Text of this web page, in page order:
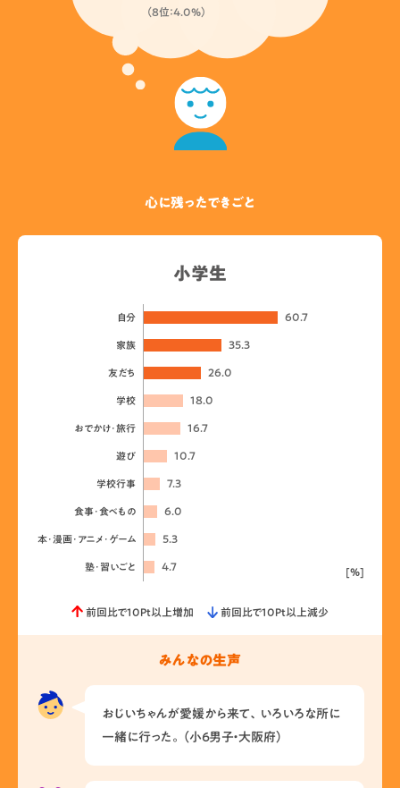
（8位：4.0%）
心に残ったできごと
小学生
自分 60.7
家族 35.3
友だち 26.0
学校 18.0
おでかけ･旅行 16.7
遊び 10.7
学校行事 7.3
食事･食べもの 6.0
本･漫画･アニメ･ゲーム 5.3
塾･習いごと 4.7 [%]
前回比で10Pt以上増加 前回比で10Pt以上減少
みんなの生声
おじいちゃんが愛媛から来て、いろいろな所に
一緒に行った。（小6男子・大阪府）